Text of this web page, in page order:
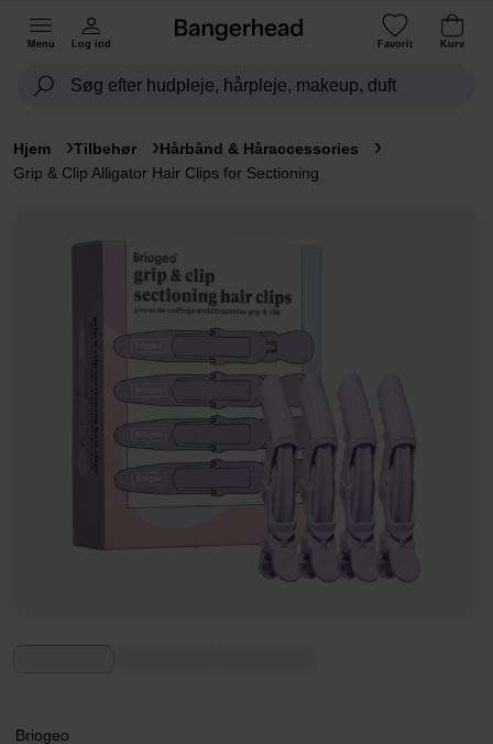
Menu Log ind Favorit Kurv
Hjem Tilbehør
Hårbånd & Håraccessories
Grip & Clip Alligator Hair Clips for Sectioning
Briogeo